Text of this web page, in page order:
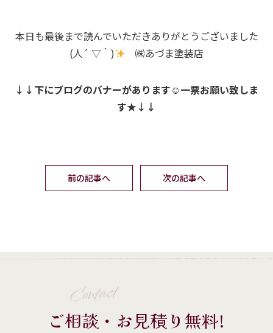
本日も最後まで読んでいただきありがとうございました
(人´ ▽｀)
㈱あづま塗装店
↓↓下にブログのバナーがあります☺一票お願い致しま
す★↓↓
前の記事へ 次の記事へ
Contact
ご相談・お見積り無料!